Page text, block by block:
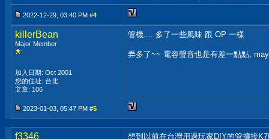
2022-12-29, 03:40 PM #4
killerBean
Major Member
加入日期: Oct 2001
您的住址: 台北
文章: 106
管機.... 多了一些風味 跟 OP 一樣
弄多了~~ 電容聲音也是有差一點點;
2023-01-03, 05:47 PM #5
f3346
想到以前在台灣用過玩家DIY的管擴接